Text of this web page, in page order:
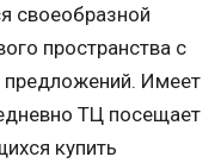
своеобразной
пространства с
предложений. Имеет
ТЦ посещает
купить